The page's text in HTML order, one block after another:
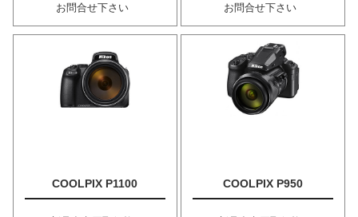
お問合せ下さい
お問合せ下さい
COOLPIX P1100 COOLPIX P950